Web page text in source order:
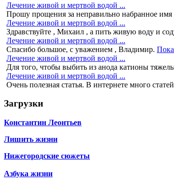
Лечение живой и мертвой водой ...
Прошу прощения за неправильно набранное имя
Лечение живой и мертвой водой ...
Здравствуйте , Михаил , а пить живую воду и
Лечение живой и мертвой водой ...
Спасибо большое, с уважением , Владимир.
Лечение живой и мертвой водой ...
Для того, чтобы выбить из анода катионы
Лечение живой и мертвой водой ...
Очень полезная статья. В интернете много
Загрузки
Константин Леонтьев
Лишить жизни
Нижегородские сюжеты
Азбука жизни